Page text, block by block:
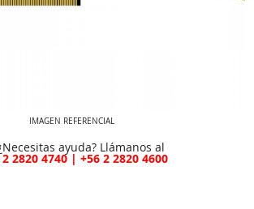
IMAGEN REFERENCIAL
ayuda? Llámanos al
2 2820 4740 | +56 2 2820 4600